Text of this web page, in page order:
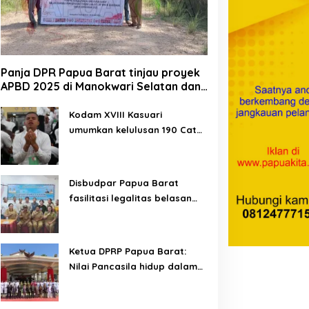
Panja DPR Papua Barat tinjau proyek
APBD 2025 di Manokwari Selatan dan
Kodam XVIII Kasuari
umumkan kelulusan 190 Cata
Disbudpar Papua Barat
fasilitasi legalitas belasan
Ketua DPRP Papua Barat:
Nilai Pancasila hidup dalam